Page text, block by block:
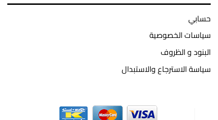
حسابي
سياسات الخصوصية
البنود و الظروف
سياسة الاسترجاع والاستبدال